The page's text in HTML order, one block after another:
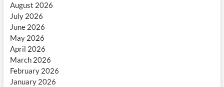
August 2026
July 2026
June 2026
May 2026
April 2026
March 2026
February 2026
January 2026